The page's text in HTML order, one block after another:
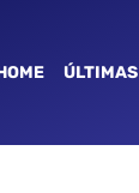
ÚLTIMAS